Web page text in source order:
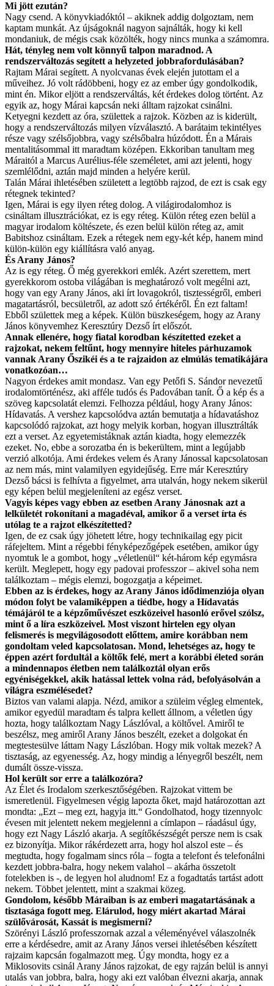
Mi jött ezután?
Nagy csend. A könyvkiadóktól – akiknek addig dolgoztam, nem
kaptam munkát. Az újságoknál nagyon sajnálták, hogy ki kell
mondaniuk, de mégis csak közölték, hogy nincs munka a számomra.
Hát, tényleg nem volt könnyű talpon maradnod. A
rendszerváltozás segített a helyzeted jobbrafordulásában?
Rajtam Márai segített. A nyolcvanas évek elején jutottam el a
műveihez. Jó volt rádöbbeni, hogy ez az ember úgy gondolkodik,
mint én. Mikor eljött a rendszerváltás, két érdekes dolog történt. Az
egyik az, hogy Márai kapcsán neki álltam rajzokat csinálni.
Ketyegni kezdett az óra, születtek a rajzok. Közben az is kiderült,
hogy a rendszerváltozás milyen vízválasztó. A barátaim tekintélyes
része vagy szélsőjobbra, vagy szélsőbalra húzódott. Én a Márais
mentalitásommal itt maradtam középen. Ekkoriban tanultam meg
Máraitól a Marcus Aurélius-féle személetet, ami azt jelenti, hogy
szemlélődni, aztán majd minden a helyére kerül.
Talán Márai ihletésében született a legtöbb rajzod, de ezt is csak egy
rétegnek tekinted?
Igen, Márai is egy ilyen réteg dolog. A világirodalomhoz is
csináltam illusztrációkat, ez is egy réteg. Külön réteg ezen belül a
magyar irodalom költészete, és ezen belül külön réteg az, amit
Babitshoz csináltam. Ezek a rétegek nem egy-két kép, hanem mind
külön-külön egy kiállításra való anyag.
És Arany János?
Az is egy réteg. Ő még gyerekkori emlék. Azért szerettem, mert
gyerekkorom ostoba világában is meghatározó volt megélni azt,
hogy van egy Arany János, aki írt lovagokról, tisztességről, emberi
magatartásról, becsületről, az adott szó értékéről. Én ezt faltam!
Ebből születtek meg a képek. Külön büszkeségem, hogy az Arany
János könyvemhez Keresztúry Dezső írt előszót.
Annak ellenére, hogy fiatal korodban készítetted ezeket a
rajzokat, nekem feltűnt, hogy mennyire hiteles párhuzamok
vannak Arany Őszikéi és a te rajzaidon az elmúlás tematikájára
vonatkozóan…
Nagyon érdekes amit mondasz. Van egy Petőfi S. Sándor nevezetű
irodalomtörténész, aki afféle tudós és Padovában tanít. Ő a kép és a
szöveg kapcsolatát elemzi. Felhozza például, hogy Arany János:
Hídavatás. A vershez kapcsolódva aztán bemutatja a hídavatáshoz
kapcsolódó rajzokat, azt hogy melyik korban, hogyan illusztrálták
ezt a verset. Az egyetemistáknak aztán kiadta, hogy elemezzék
ezeket. No, ebbe a sorozatba én is bekerültem, mint a legújabb
verzió alkotója. Ami érdekes velem és Arany Jánossal kapcsolatosan
az nem más, mint valamilyen egyidejűség. Erre már Keresztúry
Dezső bácsi is felhívta a figyelmet, arra utalván, hogy nekem sikerül
egy képen belül megjeleníteni az egész verset.
Vagyis képes vagy ebben az esetben Arany Jánosnak azt a
lelkületét rokonítani a magadéval, amikor ő a verset írta és
utólag te a rajzot elkészítetted?
Igen, de ez csak úgy jöhetett létre, hogy technikailag egy picit
ráfejeltem. Mint a régebbi fényképezőgépek esetében, amikor úgy
nyomtuk le a gombot, hogy „véletlenül“ két-három kép egymásra
került. Meglepett, hogy egy padovai professzor – akivel soha nem
találkoztam – mégis elemzi, bogozgatja a képeimet.
Ebben az is érdekes, hogy az Arany János idődimenziója olyan
módon folyt be valamiképpen a tiédbe, hogy a Hídavatás
témájáról te a képzőművészet eszközeivel hasonló erővel szólsz,
mint ő a líra eszközeivel. Most viszont hirtelen egy olyan
felismerés is megvilágosodott előttem, amire korábban nem
gondoltam veled kapcsolatosan. Mond, lehetséges az, hogy te
éppen azért fordultál a költők felé, mert a korábbi életed során
a mindennapos életben nem találkoztál olyan erős
egyéniségekkel, akik hatással lettek volna rád, befolyásolván a
világra eszmélésedet?
Biztos van valami alapja. Nézd, amikor a szüleim végleg elmentek,
amikor egyedül maradtam és talpra kellett állnom, a véletlen úgy
hozta, hogy találkoztam Nagy Lászlóval, a költővel. Amiről te
beszélsz, meg amiről Arany János beszélt, ezeket a dolgokat én
megtestesülve láttam Nagy Lászlóban. Hogy mik voltak mezek? A
tisztaság, az egyenesség. Az, hogy mindig a lényegről beszélt, nem
dumált össze-vissza.
Hol került sor erre a találkozóra?
Az Élet és Irodalom szerkesztőségében. Rajzokat vittem be
ismeretlenül. Figyelmesen végig lapozta őket, majd határozottan azt
mondta: „Ezt – meg ezt, hagyja itt.“ Gondolhatod, hogy tizennyolc
évesen mit jelentett nekem megjelenni a címlapon – ráadásul úgy,
hogy ezt Nagy László akarja. A segítőkészségét persze nem is csak
ez bizonyítja. Mikor rákérdezett arra, hogy hol alszol este – és
megtudta, hogy fogalmam sincs róla – fogta a telefont és telefonálni
kezdett jobbra-balra, hogy nekem valahol – akárha összetolt
fotelekben is -, de legyen hol aludnom! Ez a fogadtatás tartást adott
nekem. Többet jelentett, mint a szakmai közeg.
Gondolom, később Máraiban is az emberi magatartásának a
tisztasága fogott meg. Elárulod, hogy miért akartad Márai
szülővárosát, Kassát is megismerni?
Szörényi László professzornak azzal a véleményével válaszolnék
erre a kérdésedre, amit az Arany János versei ihletésében készített
rajzaim kapcsán fogalmazott meg. Úgy mondta, hogy ez a
Miklosovits csinál Arany János rajzokat, de egy rajzán belül is annyi
utalás van jobbra, balra, hogy aki ezt valóban élvezni akarja, annak